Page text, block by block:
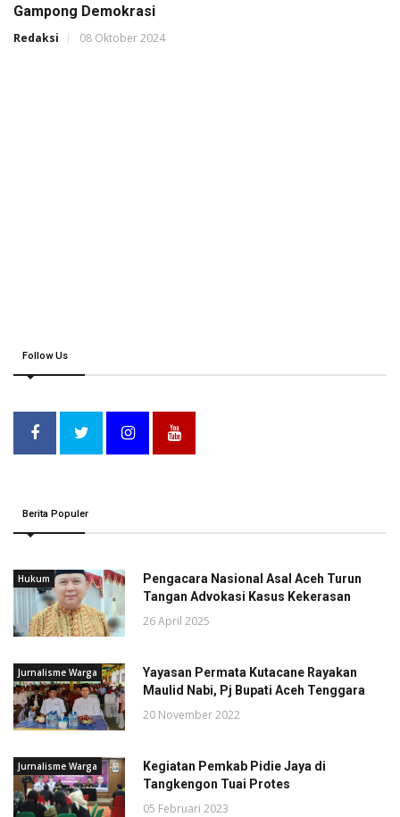
Gampong Demokrasi
Redaksi 08 Oktober 2024
Follow Us
Berita Populer
Hukum
Pengacara Nasional Asal Aceh Turun
Tangan Advokasi Kasus Kekerasan
26 April 2025
Jurnalisme Warga
Yayasan Permata Kutacane Rayakan
Maulid Nabi, Pj Bupati Aceh Tenggara
20 November 2022
Jurnalisme Warga
Kegiatan Pemkab Pidie Jaya di
Tangkengon Tuai Protes
05 Februari 2023